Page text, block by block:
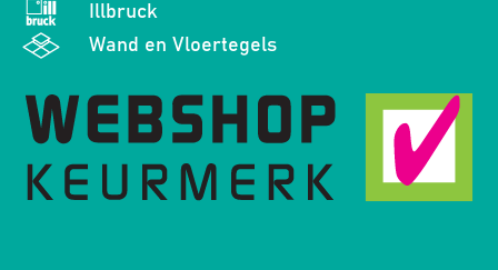
Illbruck
Wand en Vloertegels